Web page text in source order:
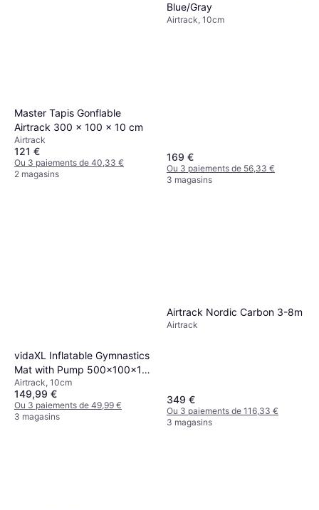
Master Tapis Gonflable
Airtrack 300 x 100 x 10 cm
Airtrack
121 €
Ou 3 paiements de 40,33 €
2 magasins
Blue/Gray
Airtrack, 10cm
169 €
Ou 3 paiements de 56,33 €
3 magasins
vidaXL Inflatable Gymnastics
Mat with Pump 500x100x10
cm - Blue
Airtrack, 10cm
149,99 €
Ou 3 paiements de 49,99 €
3 magasins
Airtrack Nordic Carbon 3-8m
Airtrack
349 €
Ou 3 paiements de 116,33 €
3 magasins